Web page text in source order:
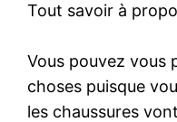
Tout savoir à
Vous pouvez vous
choses puisque
les chaussures